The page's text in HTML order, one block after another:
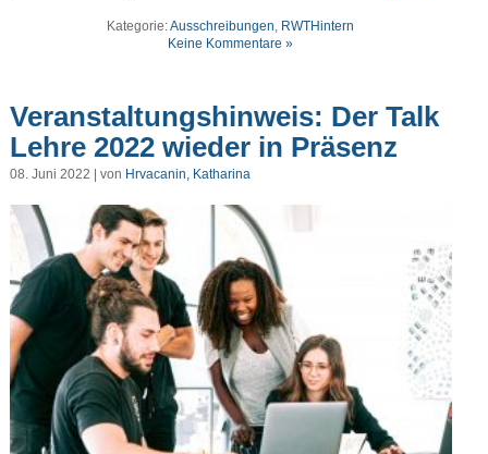
Kategorie:Ausschreibungen, RWTHintern
Keine Kommentare »
Veranstaltungshinweis: Der Talk
Lehre 2022 wieder in Präsenz
08. Juni 2022 | von Hrvacanin, Katharina